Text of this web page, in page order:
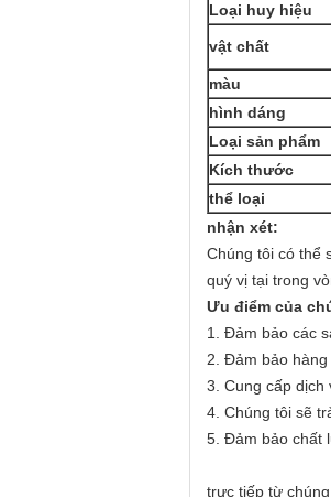
Loại huy hiệu
vật chất
màu
hình dáng
Loại sản phẩm
Kích thước
thể loại
nhận xét:
Chúng tôi có thể
quý vị tại trong
Ưu điểm của
1. Đảm bảo các
2. Đảm bảo
3. Cung cấp dịch
4. Chúng tôi sẽ
5. Đảm bảo chất
trực tiếp từ